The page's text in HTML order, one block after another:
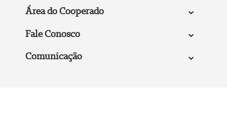
Área do Cooperado
Fale Conosco
Comunicação